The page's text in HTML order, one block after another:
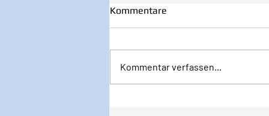
Kommentare
Kommentar verfassen...